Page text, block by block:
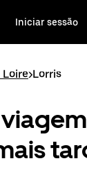
Iniciar sessão
>Lorris